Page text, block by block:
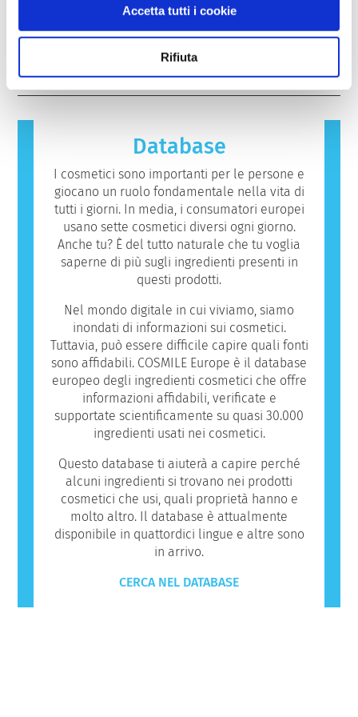
Accetta tutti i cookie
Rifiuta
sicurezza dei prodotti da parte di esperti
scientifici qualificati, che le aziende sono
obbligate per legge a effettuare, coprono
tutti i potenziali rischi, inclusa la potenziale
alternative alla sperimentazione sugli
ingredienti e dei prodotti cosmetici.
dall’uomo, possono potenzialmente
provocare una reazione allergica. Una
reazione allergica si verifica quando il
sistema immunitario di una persona
è chiamata allergene. Cosmetici e prodotti
per la cura della persona possono contenere
ingredienti che potrebbero risultare
allergenici per alcune persone. Ciò non
significa che il prodotto non sia sicuro da
utilizzare per gli altri.
Database
I cosmetici sono importanti per le persone e
giocano un ruolo fondamentale nella vita di
tutti i giorni. In media, i consumatori europei
usano sette cosmetici diversi ogni giorno.
Anche tu? È del tutto naturale che tu voglia
saperne di più sugli ingredienti presenti in
questi prodotti.
Nel mondo digitale in cui viviamo, siamo
inondati di informazioni sui cosmetici.
Tuttavia, può essere difficile capire quali fonti
sono affidabili. COSMILE Europe è il database
europeo degli ingredienti cosmetici che offre
informazioni affidabili, verificate e
supportate scientificamente su quasi 30.000
ingredienti usati nei cosmetici.
Questo database ti aiuterà a capire perché
alcuni ingredienti si trovano nei prodotti
cosmetici che usi, quali proprietà hanno e
molto altro. Il database è attualmente
disponibile in quattordici lingue e altre sono
in arrivo.
CERCA NEL DATABASE